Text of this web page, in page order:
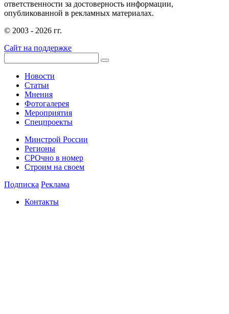
ответственности за достоверность информации,
опубликованной в рекламных материалах.
© 2003 - 2026 гг.
Сайт на поддержке
Новости
Статьи
Мнения
Фотогалерея
Мероприятия
Спецпроекты
Минстрой России
Регионы
СРОчно в номер
Строим на своем
Подписка Реклама
Контакты